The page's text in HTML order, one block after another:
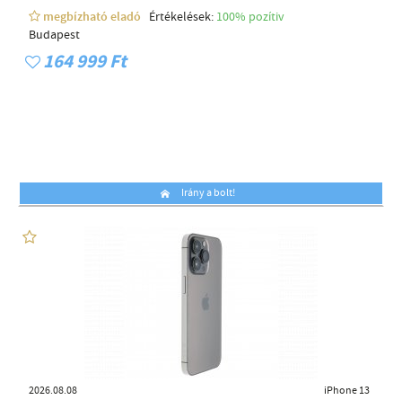
megbízható eladó
Értékelések: 100% pozítiv
Budapest
164 999 Ft
Irány a bolt!
2026.08.08 iPhone 13